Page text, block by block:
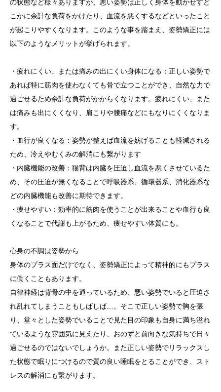
の状態など様々ありますが、悪い姿勢は正しく身体を動かせすど
こかに余計な負荷をかけたり、血流を悪くするなどといったこと
が起こりやすくなります。このような事を踏まえ、姿勢矯正には
以下のようなメリットが挙げられます。
・疲れにくい、または痛みの出にくい身体になる：正しい姿勢で
あれば特に筋肉を使わなくても骨で立つことができ、自然な力で
過ごせるため余計な負荷がかからくなります。疲れにくい、また
は痛みも出にくくなり、肩こりや腰痛などにもなりにくくなりま
す。
・血行が良くなる：姿勢が整えば血流を妨げることも軽減される
ため、冷えやむくみの解消にも繋がります
・内臓機能の改善：猫背は内臓を圧迫し血流を悪くさせているた
め、その圧迫が無くなることで呼吸器系、循環器系、消化器系な
どの内臓機能も改善に期待できます。
・痩せやすい：効率的に筋肉を使うことが出来ることや血行も良
くなることで代謝も上がるため、痩せやすい体質にも。
心身の不調は姿勢から
身体のプラス面だけでなく、姿勢矯正によって精神的にもプラス
に働くこともあります。
自律神経は背骨の中を通っているため、悪い姿勢でいると圧迫さ
れ乱れてしまうこともしばしば…。そこで正しい姿勢で胸を張
り、堂々とした姿勢でいることで見た目の印象も自身に満ち溢れ
ているような雰囲気に見えたり、おのずと前向きな気持ちで日々
過ごせるのではないでしょうか。また正しい姿勢でリラックスし
た状態で眠りにつけるので質の良い睡眠をとることができ、スト
レスの解消にも繋がります。